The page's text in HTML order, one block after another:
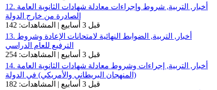
12. أخبار, التربية, شروط وإجراءات معادلة شهادات الثانوية العامة
الصادرة من خارج الدولة
قبل 3 أسابيع | المشاهدات: 142
13. أخبار, التربية, الضوابط النهائية لامتحانات الإعادة وشروط
الترفيع للعام الدراسي
قبل 3 أسابيع | المشاهدات: 254
14. أخبار, التربية, إجراءات وشروط معادلة شهادات الثانوية العامة
(المنهجان البريطاني والأمريكي) في الدولة
قبل 3 أسابيع | المشاهدات: 182